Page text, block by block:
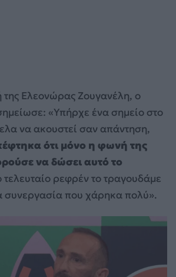
της Ελεονώρας Ζουγανέλη, ο
«Υπήρχε ένα σημείο στο
να ακουστεί σαν απάντηση,
ότι μόνο η φωνή της
να δώσει αυτό το
τελευταίο ρεφρέν το τραγουδάμε
συνεργασία που χάρηκα πολύ».